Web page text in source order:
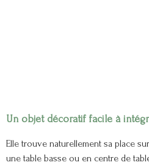
Un objet décoratif facile à
Elle trouve naturellement sa place
une table basse ou en centre de